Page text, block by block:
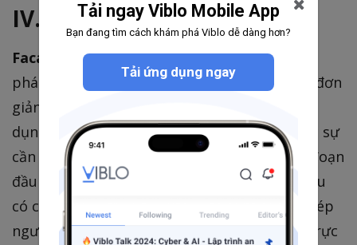
IV. Tổng kết
Facade patternlà một trong những phương
pháp cho phép refactor hay nó cách khác là đơn
giản hóa controllers. Đặc biệt trong các ứng
dụng lớn và có độ phức tạp thì điều này thực sự
cần thiết và cần áp dụng ngay ở những giai đoạn
đầu của dự án. Bằng cách đóng gói các dự liệu
có cùng tính chất vào cùng một class cho phép
người đọc dễ dàng đọc hiểu code một cách trực
Tải ngay Viblo Mobile App
Bạn đang tìm cách khám phá Viblo dễ dàng hơn?
Tải ứng dụng ngay